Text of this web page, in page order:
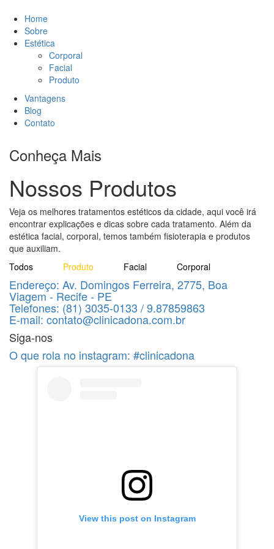
Home
Sobre
Estética
Corporal
Facial
Produto
Vantagens
Blog
Contato
Conheça Mais
Nossos Produtos
Veja os melhores tratamentos estéticos da cidade, aqui você irá
encontrar explicações e dicas sobre cada tratamento. Além da
estética facial, corporal, temos também fisioterapia e produtos
que auxiliam.
Todos
Produto Facial Corporal
Endereço: Av. Domingos Ferreira, 2775, Boa
Viagem - Recife - PE
Telefones: (81) 3035-0133 / 9.87859863
E-mail: contato@clinicadona.com.br
Siga-nos
O que rola no instagram: #clinicadona
View this post on Instagram